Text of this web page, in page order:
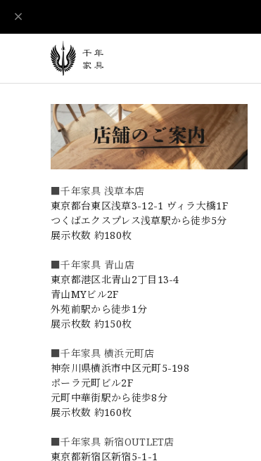
■千年家具 浅草本店
東京都台東区浅草3-12-1 ヴィラ大橋1F
つくばエクスプレス浅草駅から徒歩5分
展示枚数 約180枚
■千年家具 青山店
東京都港区北青山2丁目13-4
青山MYビル2F
外苑前駅から徒歩1分
展示枚数 約150枚
■千年家具 横浜元町店
神奈川県横浜市中区元町5-198
ポーラ元町ビル2F
元町中華街駅から徒歩8分
展示枚数 約160枚
■千年家具 新宿OUTLET店
東京都新宿区新宿5-1-1